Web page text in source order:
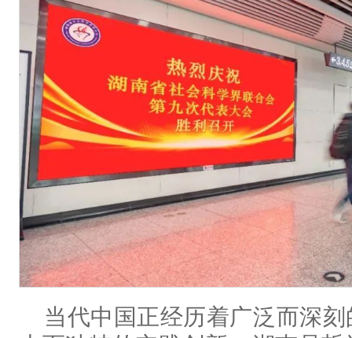
当代中国正经历着广泛而深